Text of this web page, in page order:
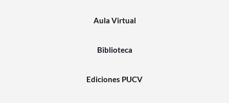
Aula Virtual
Biblioteca
Ediciones PUCV